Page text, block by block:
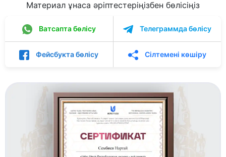
Материал ұнаса әріптестеріңізбен бөлісіңіз
Ватсапта бөлісу Телеграммда бөлісу
Фейсбукта бөлісу Сілтемені көшіру